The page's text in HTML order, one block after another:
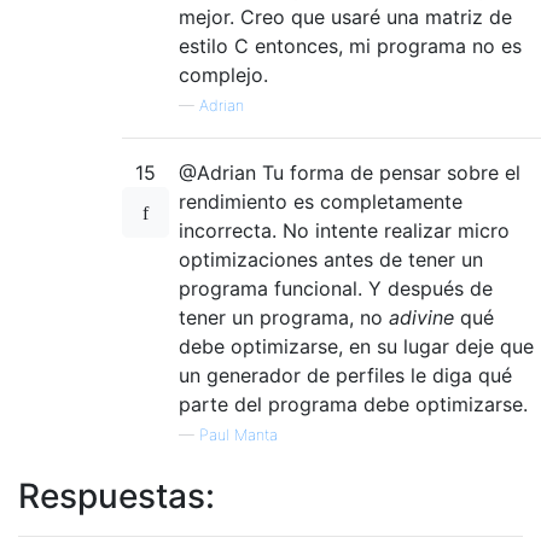
mejor. Creo que usaré una matriz de
estilo C entonces, mi programa no es
complejo.
— Adrian
15
@Adrian Tu forma de pensar sobre el
rendimiento es completamente
incorrecta. No intente realizar micro
optimizaciones antes de tener un
programa funcional. Y después de
tener un programa, no adivine qué
debe optimizarse, en su lugar deje que
un generador de perfiles le diga qué
parte del programa debe optimizarse.
— Paul Manta
Respuestas: